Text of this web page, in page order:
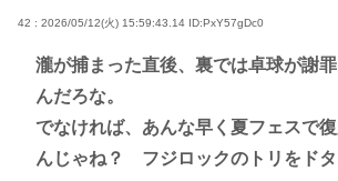
42 : 2026/05/12(火) 15:59:43.14 ID:PxY57gDc0
瀧が捕まった直後、裏では卓球が謝
んだろな。
でなければ、あんな早く夏フェスで
んじゃね？ フジロックのトリをド